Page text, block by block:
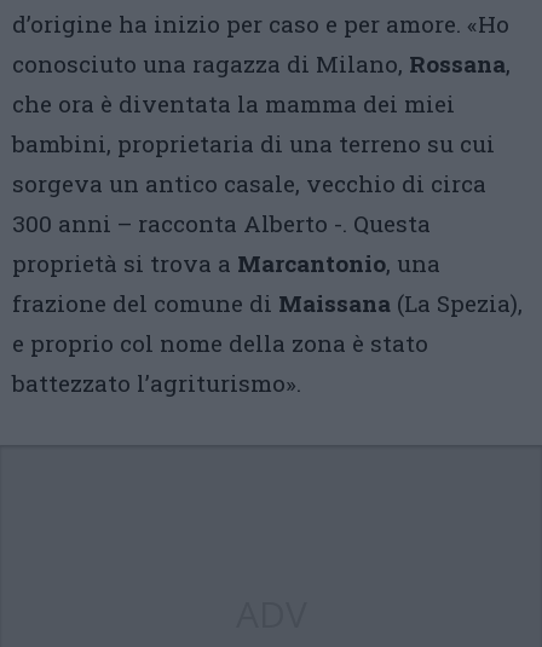
d’origine ha inizio per caso e per amore. «Ho
conosciuto una ragazza di Milano, Rossana,
che ora è diventata la mamma dei miei
bambini, proprietaria di una terreno su cui
sorgeva un antico casale, vecchio di circa
300 anni – racconta Alberto -. Questa
proprietà si trova a Marcantonio, una
frazione del comune di Maissana (La Spezia),
e proprio col nome della zona è stato
battezzato l’agriturismo».